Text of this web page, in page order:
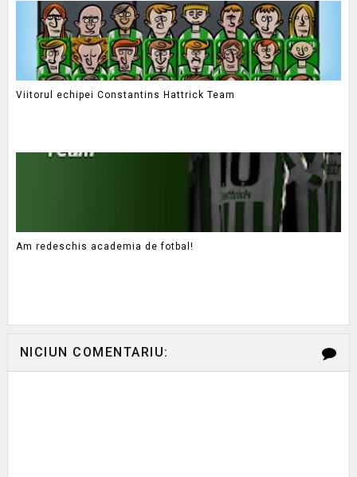
Viitorul echipei Constantins Hattrick Team
Am redeschis academia de fotbal!
NICIUN COMENTARIU: